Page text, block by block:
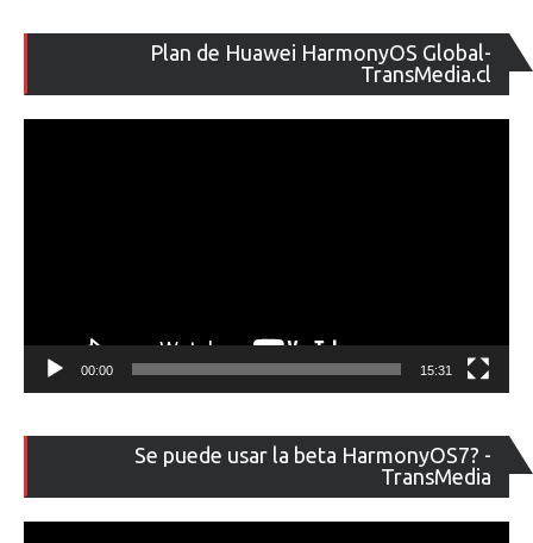
Plan de Huawei HarmonyOS Global-
TransMedia.cl
de
00:00 15:31
Se puede usar la beta HarmonyOS7? -
TransMedia
de